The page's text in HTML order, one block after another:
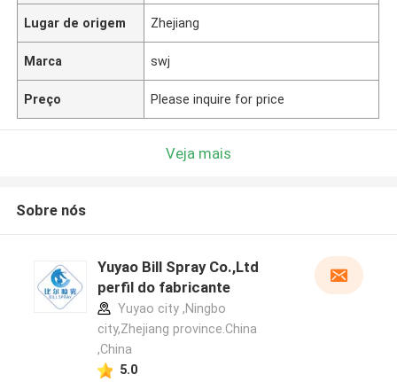
Lugar de origem Zhejiang
Marca swj
Preço Please inquire for price
Veja mais
Sobre nós
Yuyao Bill Spray Co.,Ltd
perfil do fabricante
Yuyao city ,Ningbo
city,Zhejiang province.China
,China
5.0